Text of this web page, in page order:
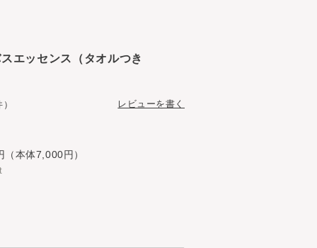
エッセンス（タオルつき
レビューを書く
本体7,000円）